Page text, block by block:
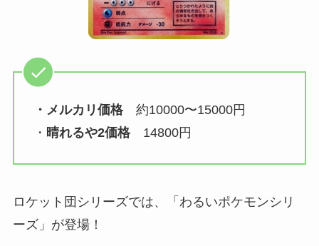
・メルカリ価格約10000〜15000円
・ 晴れるや2価格14800円
ロケット団シリーズでは、「わるいポケモンシリ
ーズ」が登場！